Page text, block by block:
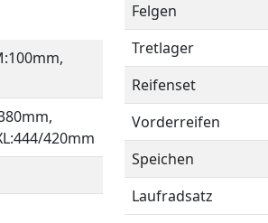
420mm
Felgen
Tretlager
Reifenset
Vorderreifen
Speichen
Laufradsatz